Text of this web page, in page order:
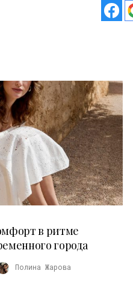
в ритме
города
Полина Жарова